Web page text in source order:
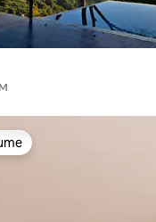
на гостите